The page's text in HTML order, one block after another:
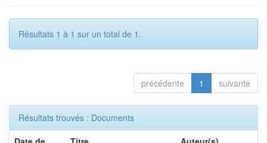
Résultats 1 à 1 sur un total de 1.
précédente 1 suivante
Résultats trouvés : Documents